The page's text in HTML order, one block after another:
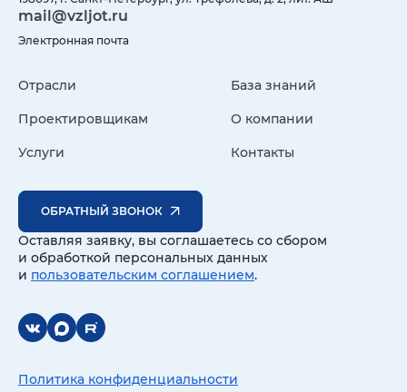
mail@vzljot.ru
Электронная почта
Отрасли
Проектировщикам
Услуги
База знаний
О компании
Контакты
ОБРАТНЫЙ ЗВОНОК
Оставляя заявку, вы соглашаетесь со сбором
и обработкой персональных данных
и пользовательским соглашением.
Политика конфиденциальности